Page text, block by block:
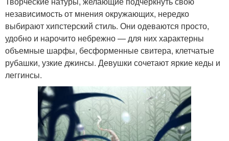
независимость от мнения окружающих, нередко
выбирают хипстерский стиль. Они одеваются просто,
удобно и нарочито небрежно — для них характерны
объемные шарфы, бесформенные свитера, клетчатые
рубашки, узкие джинсы. Девушки сочетают яркие кеды и
леггинсы.